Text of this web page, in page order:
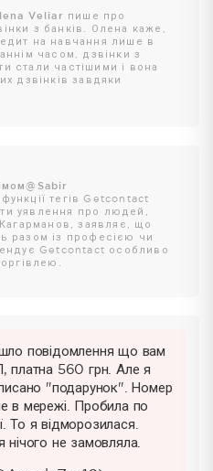
Veliar
пише про
з банків. Олена каже,
на навчання лише в
часом, дзвінки з
стали частішими і вона
дзвінків завдяки
тегів Getcontact
уявлення про людей,
заявляє, що
разом із професією чи
Getcontact особливо
повідомлення що вам
платна 560 грн. Але я
"подарунок". Номер
в мережі. Пробила по
я відморозилася.
нічого не замовляла.